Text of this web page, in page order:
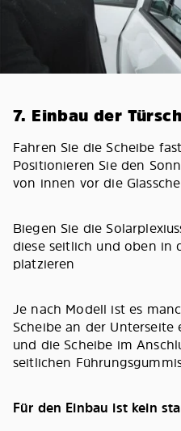
7. Einbau der
Fahren Sie die Scheibe
Positionieren Sie den
von innen vor die
Biegen Sie die
diese seitlich und oben in
platzieren
Je nach Modell ist es
Scheibe an der Unterseite
und die Scheibe im
seitlichen
Für den Einbau ist kein